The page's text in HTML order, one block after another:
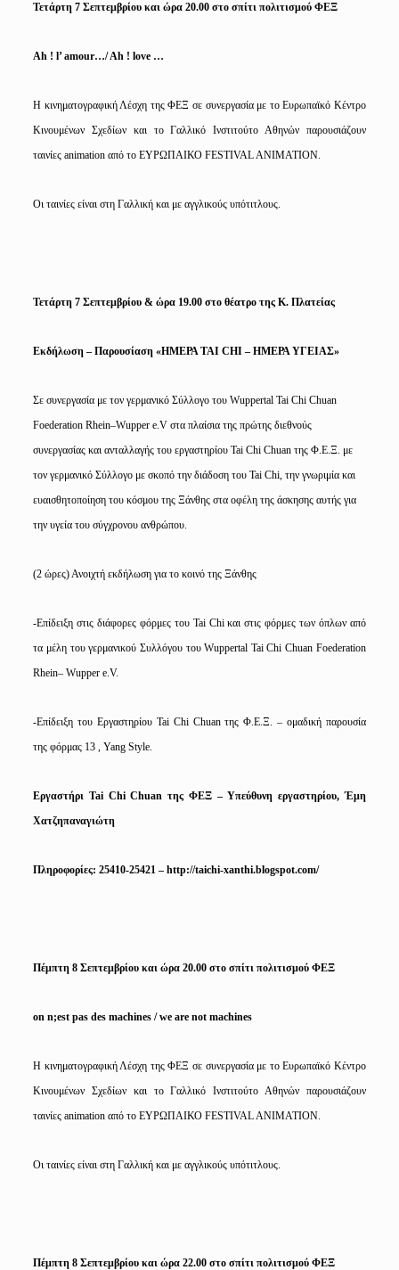
Τετάρτη 7 Σεπτεμβρίου και ώρα 20.00 στο σπίτι πολιτισμού ΦΕΞ
Ah !l’amour…/Ah ! love …
Η κινηματογραφική Λέσχη της ΦΕΞ σε συνεργασία με το Ευρωπαϊκό Κέντρο
Κινουμένων Σχεδίων και το Γαλλικό Ινστιτούτο Αθηνών παρουσιάζουν
ταινίες animation από το ΕΥΡΩΠΑΙΚΟ FESTIVAL ANIMATION.
Οι ταινίες είναι στη Γαλλική και με αγγλικούς υπότιτλους.
Τετάρτη 7 Σεπτεμβρίου & ώρα 19.00 στο θέατρο της Κ. Πλατείας
Εκδήλωση – Παρουσίαση «ΗΜΕΡΑTAI CHI – ΗΜΕΡΑ ΥΓΕΙΑΣ»
Σε συνεργασία με τον γερμανικό Σύλλογο τουWuppertal Tai Chi Chuan
Foederation Rhein–Wupper e.V στα πλαίσια της πρώτης διεθνούς
συνεργασίας και ανταλλαγής του εργαστηρίουTai Chi Chuan της Φ.Ε.Ξ. με
τον γερμανικό Σύλλογο με σκοπό την διάδοση τουTai Chi, την γνωριμία και
ευαισθητοποίηση του κόσμου της Ξάνθης στα οφέλη της άσκησης αυτής για
την υγεία του σύγχρονου ανθρώπου.
(2 ώρες) Ανοιχτή εκδήλωση για το κοινό της Ξάνθης
-Επίδειξη στις διάφορες φόρμες του Tai Chiκαι στις φόρμες των όπλων από
τα μέλη του γερμανικού Συλλόγου τουWuppertal Tai Chi Chuan Foederation
Rhein–Wupper e.V.
-Επίδειξη του Εργαστηρίου Tai Chi Chuanτης Φ.Ε.Ξ. – ομαδική παρουσία
της φόρμας 13 ,Yang Style.
ΕργαστήριTai Chi Chuan της ΦΕΞ – Υπεύθυνη εργαστηρίου, Έμη
Χατζηπαναγιώτη
Πληροφορίες: 25410-25421 –http://taichi-xanthi.blogspot.com/
Πέμπτη 8 Σεπτεμβρίου και ώρα 20.00 στο σπίτι πολιτισμού ΦΕΞ
on n;est pas des machines / we are not machines
Η κινηματογραφική Λέσχη της ΦΕΞ σε συνεργασία με το Ευρωπαϊκό Κέντρο
Κινουμένων Σχεδίων και το Γαλλικό Ινστιτούτο Αθηνών παρουσιάζουν
ταινίες animation από το ΕΥΡΩΠΑΙΚΟ FESTIVAL ANIMATION.
Οι ταινίες είναι στη Γαλλική και με αγγλικούς υπότιτλους.
Πέμπτη 8 Σεπτεμβρίου και ώρα 22.00 στο σπίτι πολιτισμού ΦΕΞ